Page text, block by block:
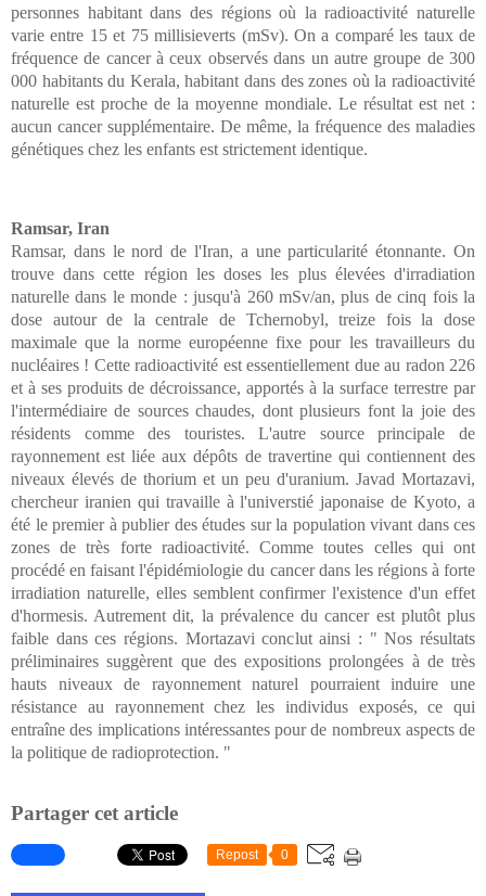
personnes habitant dans des régions où la radioactivité naturelle
varie entre 15 et 75 millisieverts (mSv). On a comparé les taux de
fréquence de cancer à ceux observés dans un autre groupe de 300
000 habitants du Kerala, habitant dans des zones où la radioactivité
naturelle est proche de la moyenne mondiale. Le résultat est net :
aucun cancer supplémentaire. De même, la fréquence des maladies
génétiques chez les enfants est strictement identique.
Ramsar, Iran
Ramsar, dans le nord de l'Iran, a une particularité étonnante. On
trouve dans cette région les doses les plus élevées d'irradiation
naturelle dans le monde : jusqu'à 260 mSv/an, plus de cinq fois la
dose autour de la centrale de Tchernobyl, treize fois la dose
maximale que la norme européenne fixe pour les travailleurs du
nucléaires ! Cette radioactivité est essentiellement due au radon 226
et à ses produits de décroissance, apportés à la surface terrestre par
l'intermédiaire de sources chaudes, dont plusieurs font la joie des
résidents comme des touristes. L'autre source principale de
rayonnement est liée aux dépôts de travertine qui contiennent des
niveaux élevés de thorium et un peu d'uranium. Javad Mortazavi,
chercheur iranien qui travaille à l'universtié japonaise de Kyoto, a
été le premier à publier des études sur la population vivant dans ces
zones de très forte radioactivité. Comme toutes celles qui ont
procédé en faisant l'épidémiologie du cancer dans les régions à forte
irradiation naturelle, elles semblent confirmer l'existence d'un effet
d'hormesis. Autrement dit, la prévalence du cancer est plutôt plus
faible dans ces régions. Mortazavi conclut ainsi : " Nos résultats
préliminaires suggèrent que des expositions prolongées à de très
hauts niveaux de rayonnement naturel pourraient induire une
résistance au rayonnement chez les individus exposés, ce qui
entraîne des implications intéressantes pour de nombreux aspects de
la politique de radioprotection. "
Partager cet article
Repost 0